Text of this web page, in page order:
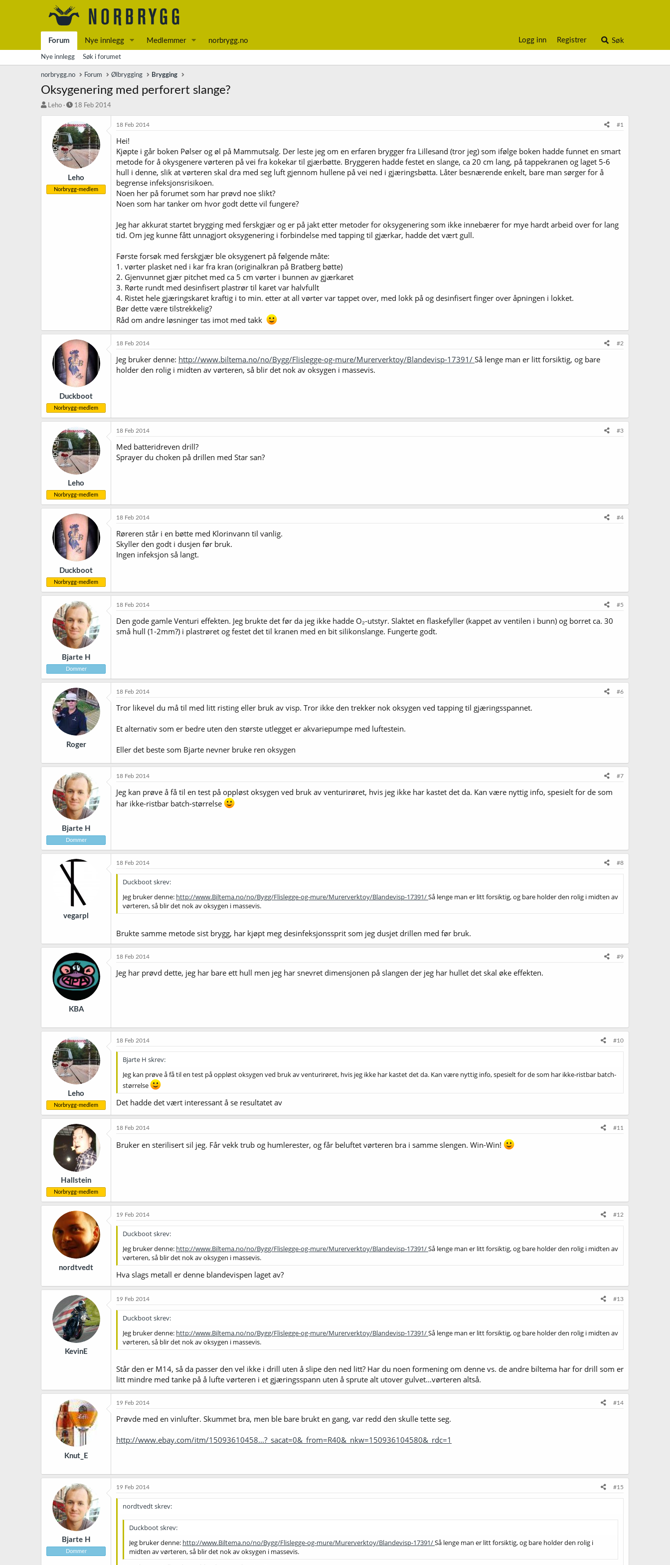
Forum Nye innlegg Medlemmer norbrygg.no Logg inn Registrer Søk
Nye innlegg Søk i forumet
norbrygg.no Forum Ølbrygging Brygging
Oksygenering med perforert slange?
e
r
Leho
S
a
r
t
d
a
t
o
18 Feb 2014
Leho
Norbrygg-medlem
18 Feb 2014 #1
Hei!
Kjøpte i går boken Pølser og øl på Mammutsalg. Der leste jeg om en erfaren brygger fra Lillesand (tror jeg) som ifølge boken hadde funnet en smart
metode for å okysgenere vørteren på vei fra kokekar til gjærbøtte. Bryggeren hadde festet en slange, ca 20 cm lang, på tappekranen og laget 5-6
hull i denne, slik at vørteren skal dra med seg luft gjennom hullene på vei ned i gjæringsbøtta. Låter besnærende enkelt, bare man sørger for å
begrense infeksjonsrisikoen.
Noen her på forumet som har prøvd noe slikt?
Noen som har tanker om hvor godt dette vil fungere?
Jeg har akkurat startet brygging med ferskgjær og er på jakt etter metoder for oksygenering som ikke innebærer for mye hardt arbeid over for lang
tid. Om jeg kunne fått unnagjort oksygenering i forbindelse med tapping til gjærkar, hadde det vært gull.
Første forsøk med ferskgjær ble oksygenert på følgende måte:
1. vørter plasket ned i kar fra kran (originalkran på Bratberg bøtte)
2. Gjenvunnet gjær pitchet med ca 5 cm vørter i bunnen av gjærkaret
3. Rørte rundt med desinfisert plastrør til karet var halvfullt
4. Ristet hele gjæringskaret kraftig i to min. etter at all vørter var tappet over, med lokk på og desinfisert finger over åpningen i lokket.
Bør dette være tilstrekkelig?
Råd om andre løsninger tas imot med takk
Duckboot
Norbrygg-medlem
18 Feb 2014 #2
Jeg bruker denne: http://www.biltema.no/no/Bygg/Flislegge-og-mure/Murerverktoy/Blandevisp-17391/ Så lenge man er litt forsiktig, og bare
holder den rolig i midten av vørteren, så blir det nok av oksygen i massevis.
Leho
Norbrygg-medlem
18 Feb 2014 #3
Med batteridreven drill?
Sprayer du choken på drillen med Star san?
Duckboot
Norbrygg-medlem
18 Feb 2014 #4
Røreren står i en bøtte med Klorinvann til vanlig.
Skyller den godt i dusjen før bruk.
Ingen infeksjon så langt.
Bjarte H
Dommer
18 Feb 2014 #5
Den gode gamle Venturi effekten. Jeg brukte det før da jeg ikke hadde O₂-utstyr. Slaktet en flaskefyller (kappet av ventilen i bunn) og borret ca. 30
små hull (1-2mm?) i plastrøret og festet det til kranen med en bit silikonslange. Fungerte godt.
Roger
18 Feb 2014 #6
Tror likevel du må til med litt risting eller bruk av visp. Tror ikke den trekker nok oksygen ved tapping til gjæringsspannet.
Et alternativ som er bedre uten den største utlegget er akvariepumpe med luftestein.
Eller det beste som Bjarte nevner bruke ren oksygen
Bjarte H
Dommer
18 Feb 2014 #7
Jeg kan prøve å få til en test på oppløst oksygen ved bruk av venturirøret, hvis jeg ikke har kastet det da. Kan være nyttig info, spesielt for de som
har ikke-ristbar batch-størrelse
vegarpl
18 Feb 2014 #8
Duckboot skrev:
Jeg bruker denne: http://www.Biltema.no/no/Bygg/Flislegge-og-mure/Murerverktoy/Blandevisp-17391/Så lenge man er litt forsiktig, og bare holder den rolig i midten av
vørteren, så blir det nok av oksygen i massevis.
Brukte samme metode sist brygg, har kjøpt meg desinfeksjonssprit som jeg dusjet drillen med før bruk.
KBA
18 Feb 2014 #9
Jeg har prøvd dette, jeg har bare ett hull men jeg har snevret dimensjonen på slangen der jeg har hullet det skal øke effekten.
Leho
Norbrygg-medlem
18 Feb 2014 #10
Bjarte H skrev:
Jeg kan prøve å få til en test på oppløst oksygen ved bruk av venturirøret, hvis jeg ikke har kastet det da. Kan være nyttig info, spesielt for de som har ikke-ristbar batch-
størrelse
Det hadde det vært interessant å se resultatet av
Hallstein
Norbrygg-medlem
18 Feb 2014 #11
Bruker en sterilisert sil jeg. Får vekk trub og humlerester, og får beluftet vørteren bra i samme slengen. Win-Win!
nordtvedt
19 Feb 2014 #12
Duckboot skrev:
Jeg bruker denne: http://www.Biltema.no/no/Bygg/Flislegge-og-mure/Murerverktoy/Blandevisp-17391/Så lenge man er litt forsiktig, og bare holder den rolig i midten av
vørteren, så blir det nok av oksygen i massevis.
Hva slags metall er denne blandevispen laget av?
KevinE
19 Feb 2014 #13
Duckboot skrev:
Jeg bruker denne: http://www.Biltema.no/no/Bygg/Flislegge-og-mure/Murerverktoy/Blandevisp-17391/Så lenge man er litt forsiktig, og bare holder den rolig i midten av
vørteren, så blir det nok av oksygen i massevis.
Står den er M14, så da passer den vel ikke i drill uten å slipe den ned litt? Har du noen formening om denne vs. de andre biltema har for drill som er
litt mindre med tanke på å lufte vørteren i et gjæringsspann uten å sprute alt utover gulvet...vørteren altså.
Knut_E
19 Feb 2014 #14
Prøvde med en vinlufter. Skummet bra, men ble bare brukt en gang, var redd den skulle tette seg.
http://www.ebay.com/itm/15093610458...?_sacat=0&_from=R40&_nkw=150936104580&_rdc=1
Bjarte H
Dommer
19 Feb 2014 #15
nordtvedt skrev:
Duckboot skrev:
Jeg bruker denne: http://www.Biltema.no/no/Bygg/Flislegge-og-mure/Murerverktoy/Blandevisp-17391/Så lenge man er litt forsiktig, og bare holder den rolig i
midten av vørteren, så blir det nok av oksygen i massevis.